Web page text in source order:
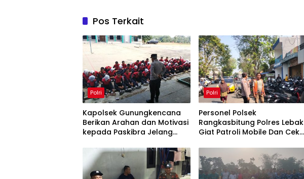
Pos Terkait
Polri
‎Kapolsek Gunungkencana
Berikan Arahan dan Motivasi
kepada Paskibra Jelang
Kemerdekaan RI
Polri
Personel Polsek
Rangkasbitung Polres Lebak
Giat Patroli Mobile Dan Cek
Sunan Kalijaga